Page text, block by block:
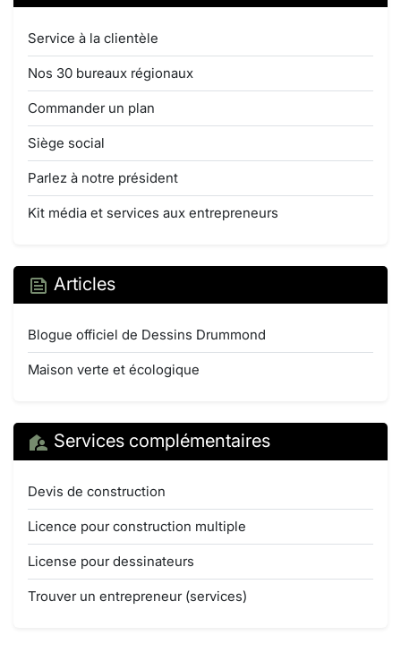
Service à la clientèle
Nos 30 bureaux régionaux
Commander un plan
Siège social
Parlez à notre président
Kit média et services aux entrepreneurs
Articles
Blogue officiel de Dessins Drummond
Maison verte et écologique
Services complémentaires
Devis de construction
Licence pour construction multiple
License pour dessinateurs
Trouver un entrepreneur (services)